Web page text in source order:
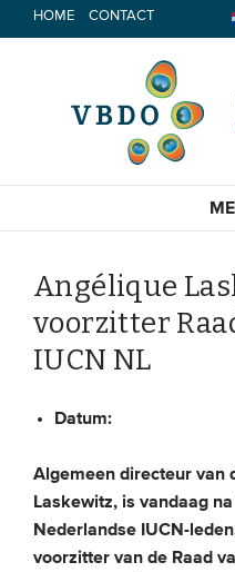
Spring
naar
HOME CONTACT
Angélique
voorzitter
IUCN NL
Datum:
Algemeen directeur van
Laskewitz, is vandaag
Nederlandse IUCN-
voorzitter van de Raad